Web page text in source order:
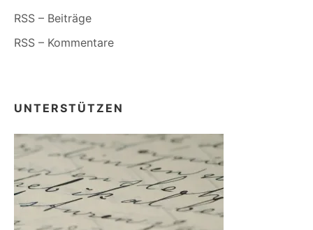
RSS – Beiträge
RSS – Kommentare
UNTERSTÜTZEN